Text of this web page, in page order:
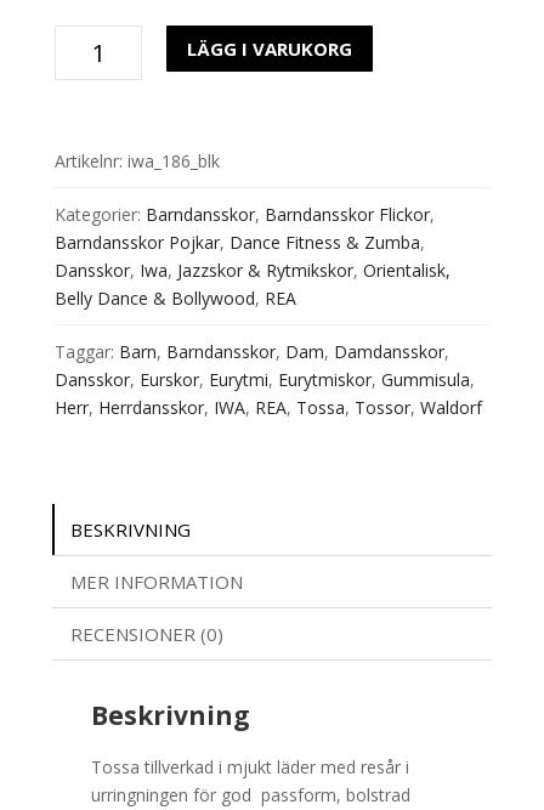
Svart
mängd
LÄGG I VARUKORG
Artikelnr: iwa_186_blk
Kategorier: Barndansskor, Barndansskor Flickor,
Barndansskor Pojkar, Dance Fitness & Zumba,
Dansskor, Iwa, Jazzskor & Rytmikskor, Orientalisk,
Belly Dance & Bollywood, REA
Taggar: Barn, Barndansskor, Dam, Damdansskor,
Dansskor, Eurskor, Eurytmi, Eurytmiskor, Gummisula,
Herr, Herrdansskor, IWA, REA, Tossa, Tossor, Waldorf
BESKRIVNING
MER INFORMATION
RECENSIONER (0)
Beskrivning
Tossa tillverkad i mjukt läder med resår i
urringningen för god passform, bolstrad